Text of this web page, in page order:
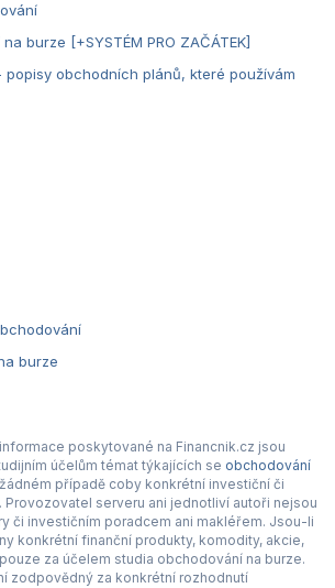
burze [+SYSTÉM PRO ZAČÁTEK]
obchodních plánů, které používám
burze
poskytované na Financnik.cz jsou
účelům témat týkajících se obchodování
případě coby konkrétní investiční či
serveru ani jednotliví autoři nejsou
či investičním poradcem ani makléřem. Jsou-li
konkrétní finanční produkty, komodity, akcie,
za účelem studia obchodování na burze.
zodpovědný za konkrétní rozhodnutí